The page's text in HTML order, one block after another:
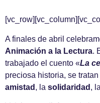
A finales de abril
Animación a la Lectura.
trabajado el cuento «La
preciosa historia, se tratan
amistad , la solidaridad , la